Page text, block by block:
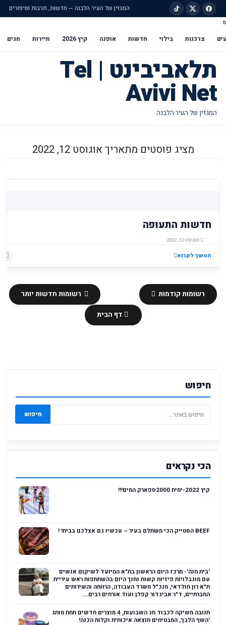
המגזין של העיר הלבנה — חדשות, תרבות וסיפורים
s
צרכנות בילוי חדשות אופנה קיץ 2026 תיירות חגים
תלאביבינט | Tel
Avivi Net
מציג פוסטים מתאריך אוגוסט 12, 2022
חדשות התעופה
אוגוסט 12, 2022
המשך לקרוא
רשומות חדשות יותר רשומות קודמות
דף הבית
חיפוש
חיפוש
הכי נקראים
קיץ 2022-ימית 2000ספארק המים!!!
BEEF הסטייק הכי משתלם בעיר – עכשיו גם אצלכם בבית! !
'בית חנה'- מרכז היום הראשון בת"א המיועד לשיקום אנשים
עם מוגבלויות פיזיות קשות נחנך היום בהשתתפות ראש עיריית
ת"א רון חולדאי, מנכ"ל משרד העבודה, הרווחה והשירותים
החברתיים, ד"ר אביגדור קפלן ועוד אורחים רבים....
תנובה משיקה לכבוד חג השבועות, 4 מוצרים חדשים תחת מותג
'השף הלבן', המבטיחים תוצאה איכותית וקלות הכנה!